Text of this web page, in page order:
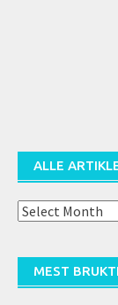
ALLE
Alle
(arkiv)
MEST